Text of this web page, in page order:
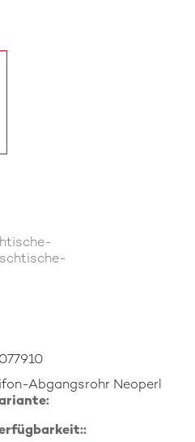
Abgangsrohr Neoperl